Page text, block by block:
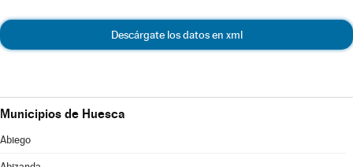
Descárgate los datos en xml
Municipios de Huesca
Abiego